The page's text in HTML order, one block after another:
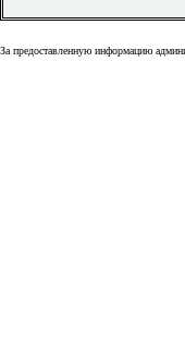
За предоставленную информацию